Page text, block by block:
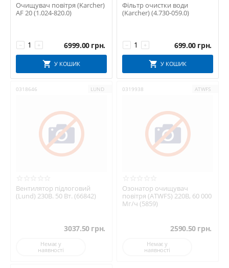
Очищувач повітря (Karcher)
AF 20 (1.024-820.0)
+
− 6999.00 грн.
У КОШИК
Фільтр очистки води
(Karcher) (4.730-059.0)
+
− 699.00 грн.
У КОШИК
0318646 LUND
Вентилятор підлоговий
(Lund) 230В. 50 Вт. (66842)
3037.50 грн.
Немає у
наявності
0319938 ATWFS
Озонатор очищувач
повітря (ATWFS) 220В, 60 000
Мг/ч (5859)
2590.50 грн.
Немає у
наявності